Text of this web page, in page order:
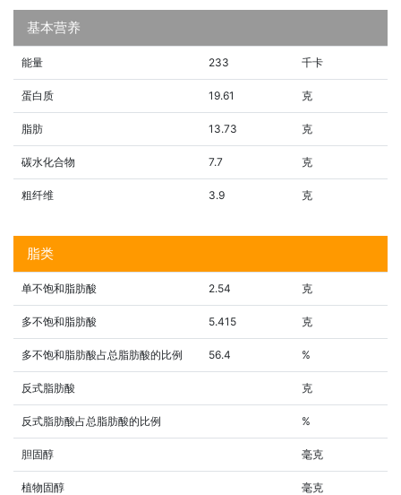
基本营养
能量 233 千卡
蛋白质 19.61 克
脂肪 13.73 克
碳水化合物 7.7 克
粗纤维 3.9 克
脂类
单不饱和脂肪酸 2.54 克
多不饱和脂肪酸 5.415 克
多不饱和脂肪酸占总脂肪酸的比例 56.4 %
反式脂肪酸 克
反式脂肪酸占总脂肪酸的比例 %
胆固醇 毫克
植物固醇 毫克